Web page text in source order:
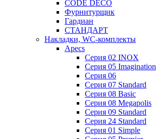
CODE DECO
Фурнитурщик
Гардиан
СТАНДАРТ
Накладки, WC-комплекты
Apecs
Cерия 02 INOX
Cерия 05 Imagination
Cерия 06
Cерия 07 Standard
Cерия 08 Basic
Cерия 08 Megapolis
Cерия 09 Standard
Cерия 24 Standard
Серия 01 Simple